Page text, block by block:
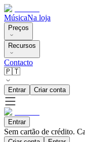
MúsicaNa loja
Preços
Recursos
Contacto
🇵🇹
Entrar Criar conta
Entrar
Sem cartão de crédito.